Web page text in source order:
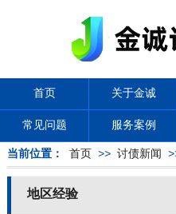
首页 关于金诚
常见问题 服务案例
当前位置： 首页 >> 讨债新闻
地区经验